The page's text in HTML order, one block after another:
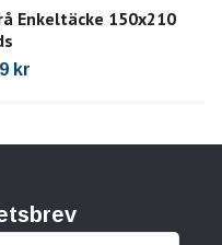
Enkeltäcke 150x210
kr